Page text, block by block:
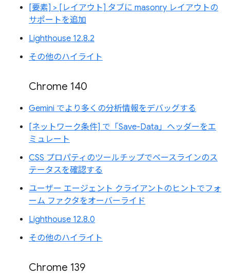
[要素] > [レイアウト] タブに masonry レイアウトの
サポートを追加
Lighthouse 12.8.2
その他のハイライト
Chrome 140
Gemini でより多くの分析情報をデバッグする
[ネットワーク条件] で「Save-Data」ヘッダーをエ
ミュレート
CSS プロパティのツールチップでベースラインのス
テータスを確認する
ユーザー エージェント クライアントのヒントでフォ
ーム ファクタをオーバーライド
Lighthouse 12.8.0
その他のハイライト
Chrome 139